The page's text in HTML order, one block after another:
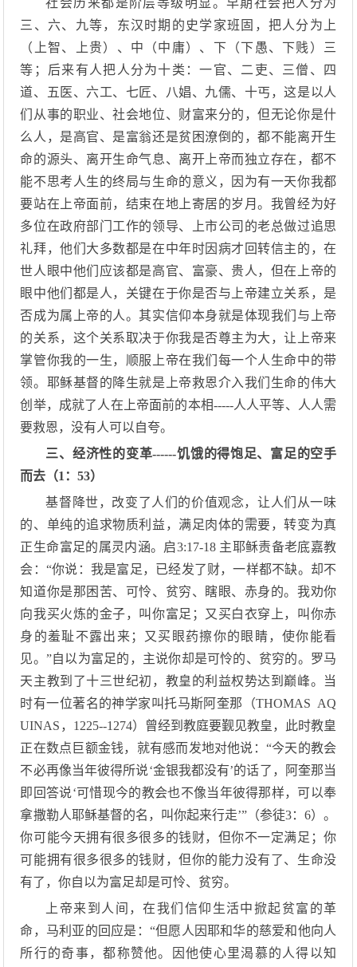
三、六、九等，东汉时期的史学家班固，把人分为上
（上智、上贵）、中（中庸）、下（下愚、下贱）三
等；后来有人把人分为十类：一官、二吏、三僧、四
道、五医、六工、七匠、八娼、九儒、十丐，这是以人
们从事的职业、社会地位、财富来分的，但无论你是什
么人，是高官、是富翁还是贫困潦倒的，都不能离开生
命的源头、离开生命气息、离开上帝而独立存在，都不
能不思考人生的终局与生命的意义，因为有一天你我都
要站在上帝面前，结束在地上寄居的岁月。我曾经为好
多位在政府部门工作的领导、上市公司的老总做过追思
礼拜，他们大多数都是在中年时因病才回转信主的，在
世人眼中他们应该都是高官、富豪、贵人，但在上帝的
眼中他们都是人，关键在于你是否与上帝建立关系，是
否成为属上帝的人。其实信仰本身就是体现我们与上帝
的关系，这个关系取决于你我是否尊主为大，让上帝来
掌管你我的一生，顺服上帝在我们每一个人生命中的带
领。耶稣基督的降生就是上帝救恩介入我们生命的伟大
创举，成就了人在上帝面前的本相-----人人平等、人人需
要救恩，没有人可以自夸。
三、经济性的变革------饥饿的得饱足、富足的空手
而去（1：53）
基督降世，改变了人们的价值观念，让人们从一味
的、单纯的追求物质利益，满足肉体的需要，转变为真
正生命富足的属灵内涵。启3:17-18 主耶稣责备老底嘉教
会：“你说：我是富足，已经发了财，一样都不缺。却不
知道你是那困苦、可怜、贫穷、瞎眼、赤身的。我劝你
向我买火炼的金子，叫你富足；又买白衣穿上，叫你赤
身的羞耻不露出来；又买眼药擦你的眼睛，使你能看
见。”自以为富足的，主说你却是可怜的、贫穷的。罗马
天主教到了十三世纪初，教皇的利益权势达到巅峰。当
时有一位著名的神学家叫托马斯阿奎那（THOMAS AQ
UINAS，1225--1274）曾经到教庭要觐见教皇，此时教皇
正在数点巨额金钱，就有感而发地对他说：“今天的教会
不必再像当年彼得所说‘金银我都没有’的话了，阿奎那当
即回答说‘可惜现今的教会也不像当年彼得那样，可以奉
拿撒勒人耶稣基督的名，叫你起来行走’”（参徒3：6）。
你可能今天拥有很多很多的钱财，但你不一定满足；你
可能拥有很多很多的钱财，但你的能力没有了、生命没
有了，你自以为富足却是可怜、贫穷。
上帝来到人间，在我们信仰生活中掀起贫富的革
命，马利亚的回应是：“但愿人因耶和华的慈爱和他向人
所行的奇事，都称赞他。因他使心里渴慕的人得以知